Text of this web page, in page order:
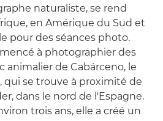
naturaliste, se rend
en Amérique du Sud et
pour des séances photo.
à photographier des
animalier de Cabárceno, le
qui se trouve à proximité de
dans le nord de l'Espagne.
trois ans, elle a créé un